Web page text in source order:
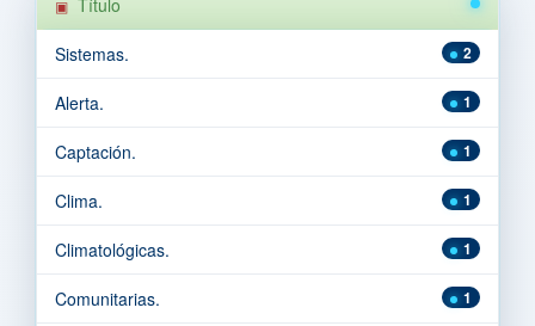
2
Sistemas.
1
Alerta.
1
Captación.
1
Clima.
1
Climatológicas.
1
Comunitarias.